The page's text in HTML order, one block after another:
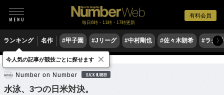
有料会員
毎日6時・11時・17時更新
ランキング 名作 #甲子園 #Jリーグ #中村剛也 #佐々木朗希 #ラグ〉
水泳 競泳
Number on Number BACK NUMBER
水泳、3つの日米対決。
今人気の記事が競技ごとに探せます ×